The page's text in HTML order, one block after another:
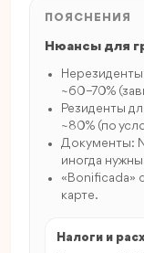
ПОЯСНЕНИЯ
Нюансы для
~60–70%
Резиденты
~80% (по
Документы:
иногда
«Bonificada»
карте.
Налоги и